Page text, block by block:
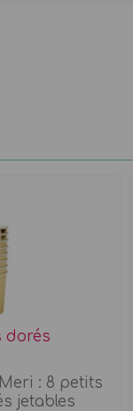
dorés
: 8 petits
jetables